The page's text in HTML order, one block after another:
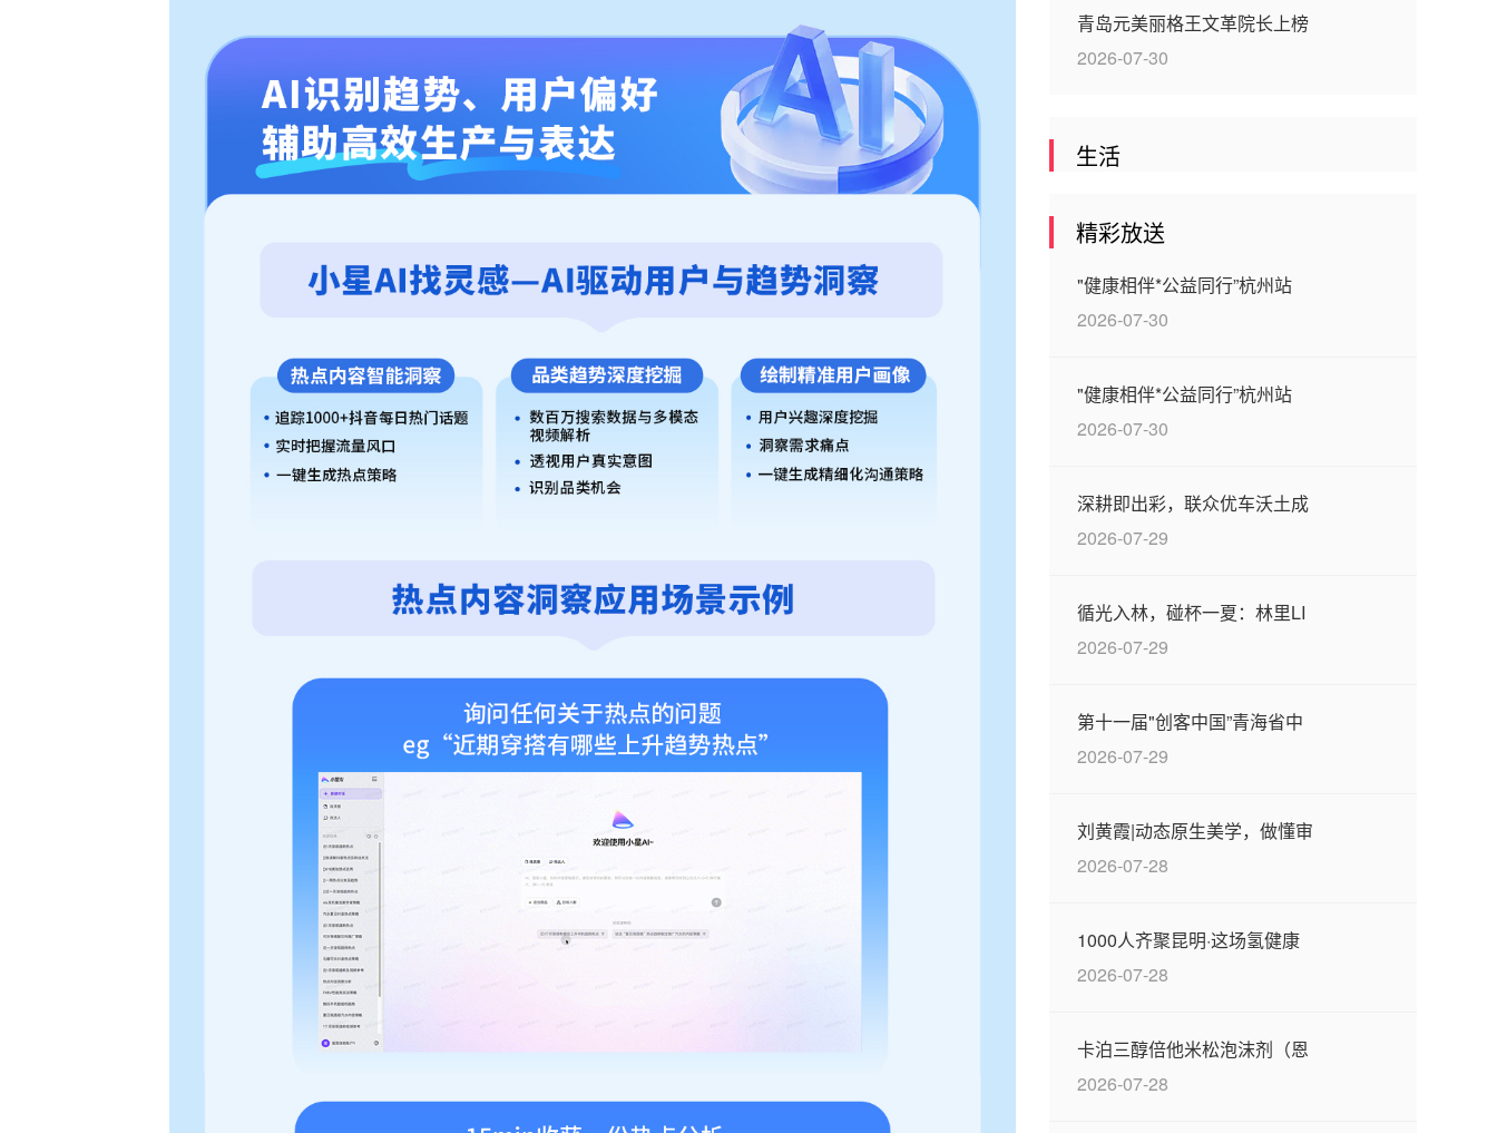
青岛元美丽格王文革院长上榜
2026-07-30
生活
精彩放送
"健康相伴*公益同行”杭州站
2026-07-30
"健康相伴*公益同行”杭州站
2026-07-30
深耕即出彩，联众优车沃土成
2026-07-29
循光入林，碰杯一夏：林里LI
2026-07-29
第十一届"创客中国”青海省中
2026-07-29
刘黄霞|动态原生美学，做懂审
2026-07-28
1000人齐聚昆明·这场氢健康
2026-07-28
卡泊三醇倍他米松泡沫剂（恩
2026-07-28